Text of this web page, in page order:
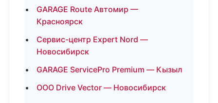
GARAGE Route Автомир —
Красноярск
Сервис-центр Expert Nord —
Новосибирск
GARAGE ServicePro Premium — Кызыл
ООО Drive Vector — Новосибирск